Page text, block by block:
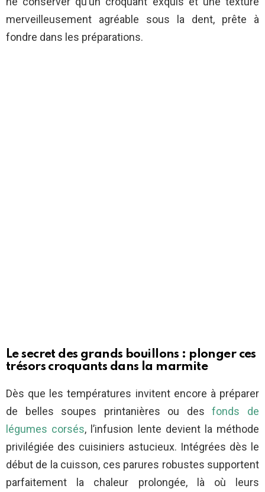
merveilleusement agréable sous la dent, prête à
fondre dans les préparations.
Le secret des grands bouillons : plonger ces
trésors croquants dans la marmite
Dès que les températures invitent encore à préparer
de belles soupes printanières ou desfonds de
légumes corsés, l’infusion lente devient la méthode
privilégiée des cuisiniers astucieux. Intégrées dès le
début de la cuisson, ces parures robustes supportent
parfaitement la chaleur prolongée, là où leurs